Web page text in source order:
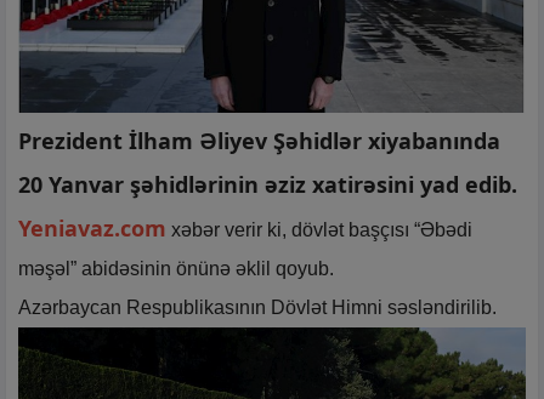
Prezident İlham Əliyev Şəhidlər xiyabanında
20 Yanvar şəhidlərinin əziz xatirəsini yad edib.
Yeniavaz.com xəbər verir ki, dövlət başçısı “Əbədi
məşəl” abidəsinin önünə əklil qoyub.
Azərbaycan Respublikasının Dövlət Himni səsləndirilib.